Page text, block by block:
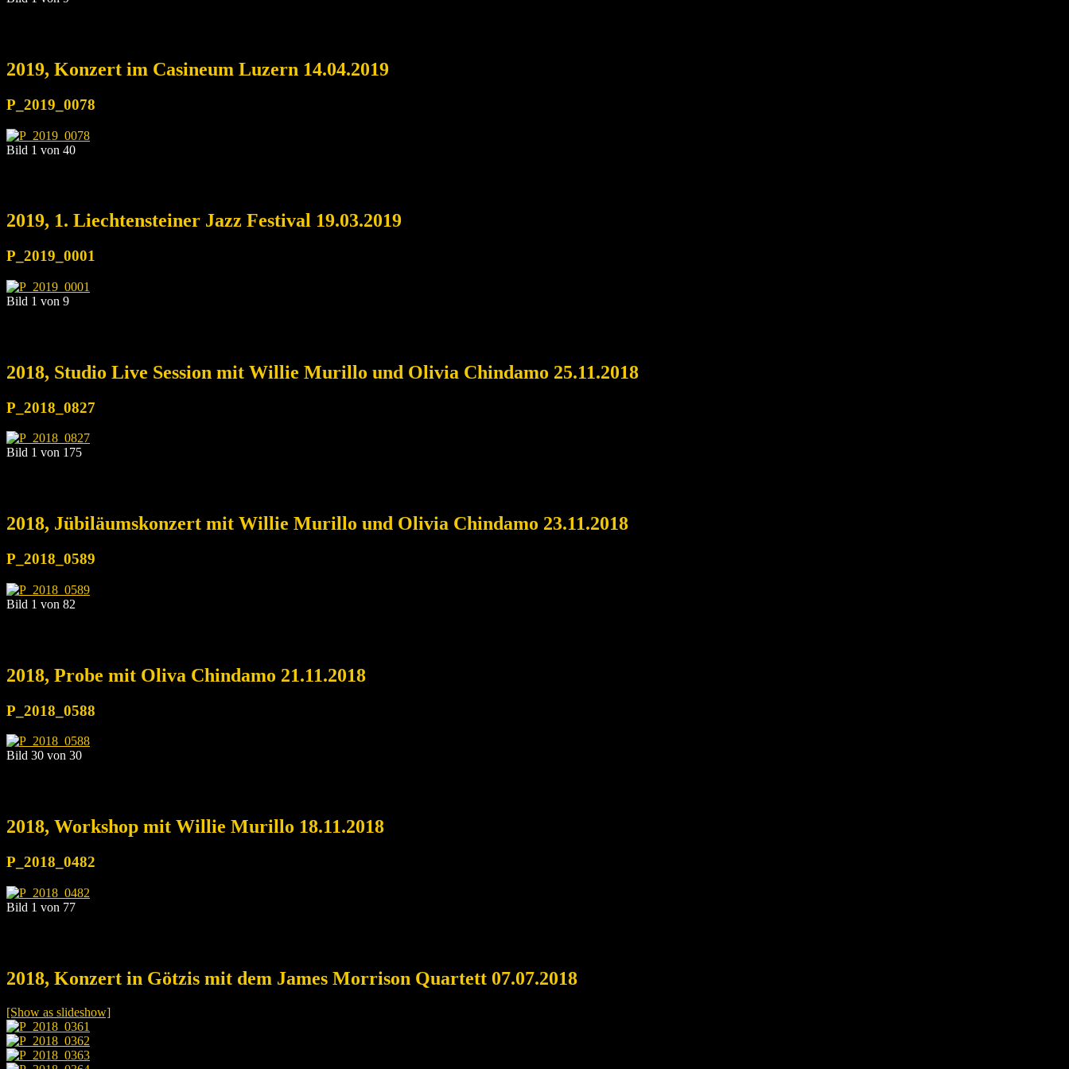
2019, Konzert im Casineum Luzern 14.04.2019
P_2019_0078
Bild 1 von 40
2019, 1. Liechtensteiner Jazz Festival 19.03.2019
P_2019_0001
Bild 1 von 9
2018, Studio Live Session mit Willie Murillo und Olivia Chindamo 25.11.2018
P_2018_0827
Bild 1 von 175
2018, Jübiläumskonzert mit Willie Murillo und Olivia Chindamo 23.11.2018
P_2018_0589
Bild 1 von 82
2018, Probe mit Oliva Chindamo 21.11.2018
P_2018_0588
Bild 30 von 30
2018, Workshop mit Willie Murillo 18.11.2018
P_2018_0482
Bild 1 von 77
2018, Konzert in Götzis mit dem James Morrison Quartett 07.07.2018
[Show as slideshow]